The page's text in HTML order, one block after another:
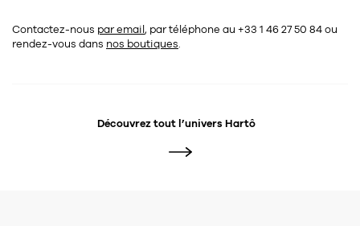
Contactez-nous par email, par téléphone au +33 1 46 27 50 84ou
rendez-vous dans nos boutiques.
Découvrez tout l’univers Hartô